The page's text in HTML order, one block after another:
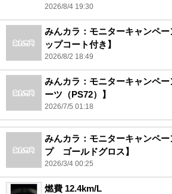
2026/8/4 19:30
みんカラ：モニターキャンペー
ップコート付き】
2026/8/2 18:49
みんカラ：モニターキャンペ
ーツ（PS72）】
2026/7/5 01:18
みんカラ：モニターキャンペ
プ ゴールドグロス】
2026/3/4 00:25
燃費 12.4km/L